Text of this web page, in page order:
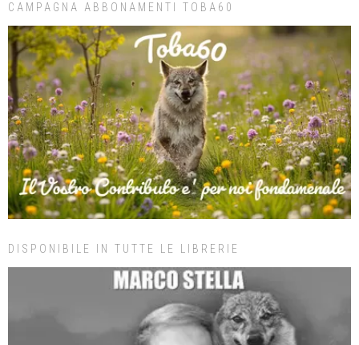
CAMPAGNA ABBONAMENTI TOBA60
DISPONIBILE IN TUTTE LE LIBRERIE